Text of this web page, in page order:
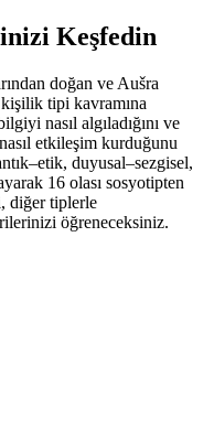
Keşfedin
doğan ve Aušra
tipi kavramına
nasıl algıladığını ve
etkileşim kurduğunu
duyusal–sezgisel,
16 olası sosyotipten
diğer tiplerle
öğreneceksiniz.